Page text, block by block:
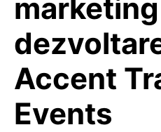
Accent
Events